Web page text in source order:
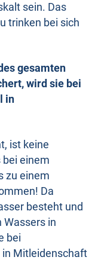
sein. Das
trinken bei sich
gesamten
wird sie bei
in
ist keine
einem
zu einem
Da
besteht und
Wassers in
bei
in Mitleidenschaft